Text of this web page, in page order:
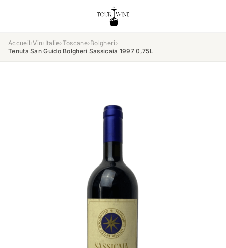
Accueil›Vin› Italie›Toscane›Bolgheri ›
Tenuta San Guido Bolgheri Sassicaia 1997 0,75L